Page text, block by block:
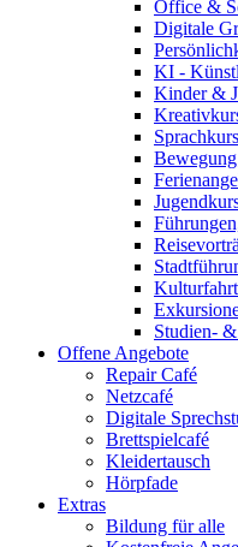
Office &
Digitale
KI -
Kinder &
Studien-
Offene Angebote
Repair Café
Netzcafé
Digitale
Brettspielcafé
Kleidertausch
Hörpfade
Extras
Bildung für alle